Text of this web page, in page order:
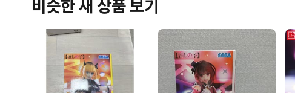
비슷한 새 상품 보기